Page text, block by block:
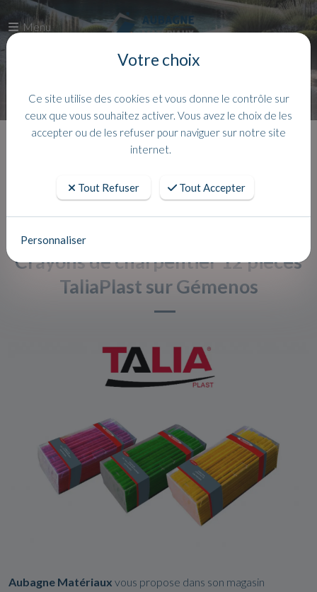
Menu
Accueil Actualites
Crayons de charpentier 12 pièces
TaliaPlast sur Gémenos
Aubagne Matériaux vous propose dans son magasin
Votre choix
Ce site utilise des cookies et vous donne le contrôle sur
ceux que vous souhaitez activer. Vous avez le choix de les
accepter ou de les refuser pour naviguer sur notre site
internet.
Tout Refuser Tout Accepter
Personnaliser